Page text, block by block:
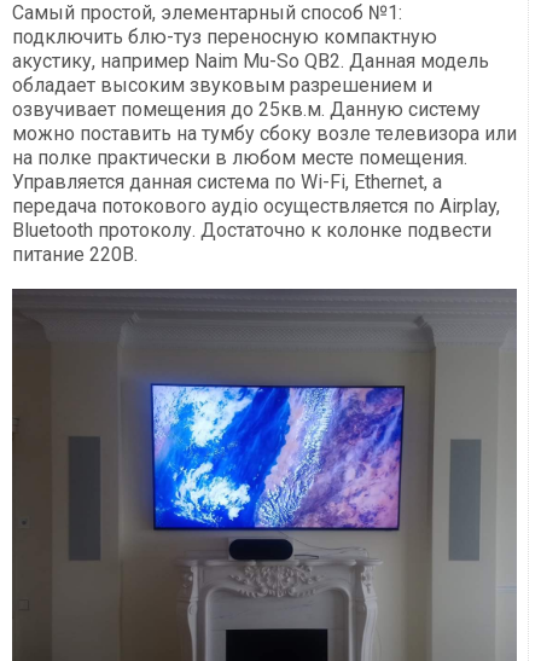
Самый простой, элементарный способ №1:
подключить блю-туз переносную компактную
акустику, например Naim Mu-So QB2. Данная модель
обладает высоким звуковым разрешением и
озвучивает помещения до 25кв.м. Данную систему
можно поставить на тумбу сбоку возле телевизора или
на полке практически в любом месте помещения.
Управляется данная система по Wi-Fi, Ethernet, а
передача потокового аудіо осуществляется по Airplay,
Bluetooth протоколу. Достаточно к колонке подвести
питание 220В.